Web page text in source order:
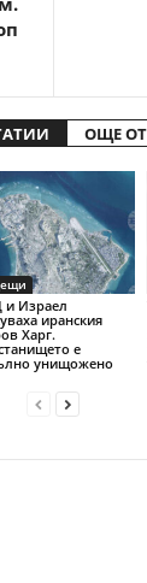
ОЩЕ
Израел
иранския
Харг.
е
унищожено